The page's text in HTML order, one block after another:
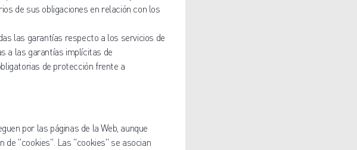
de sus obligaciones en relación con los
las garantías respecto a los servicios de
a las garantías implícitas de
de protección frente a
por las páginas de la Web, aunque
de "cookies". Las "cookies" se asocian